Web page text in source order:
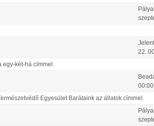
22
két-há címmel.
00:00
Egyesület Barátaink az állatok címmel.